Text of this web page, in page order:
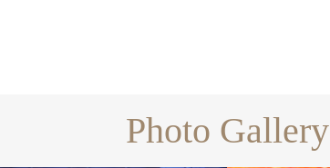
Photo Gallery